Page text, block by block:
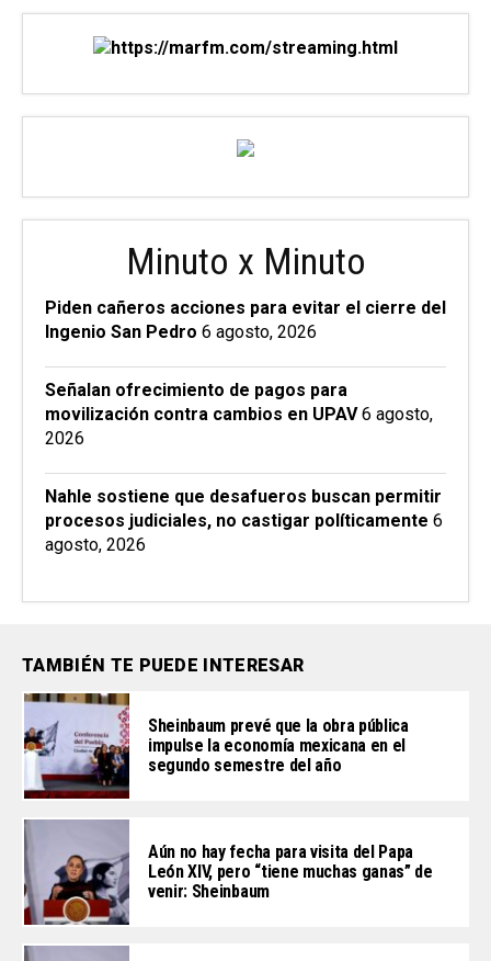
Minuto x Minuto
Piden cañeros acciones para evitar el cierre del
Ingenio San Pedro 6 agosto, 2026
Señalan ofrecimiento de pagos para
movilización contra cambios en UPAV 6 agosto,
2026
Nahle sostiene que desafueros buscan permitir
procesos judiciales, no castigar políticamente 6
agosto, 2026
TAMBIÉN TE PUEDE INTERESAR
Sheinbaum prevé que la obra pública
impulse la economía mexicana en el
segundo semestre del año
Aún no hay fecha para visita del Papa
León XIV, pero “tiene muchas ganas” de
venir: Sheinbaum